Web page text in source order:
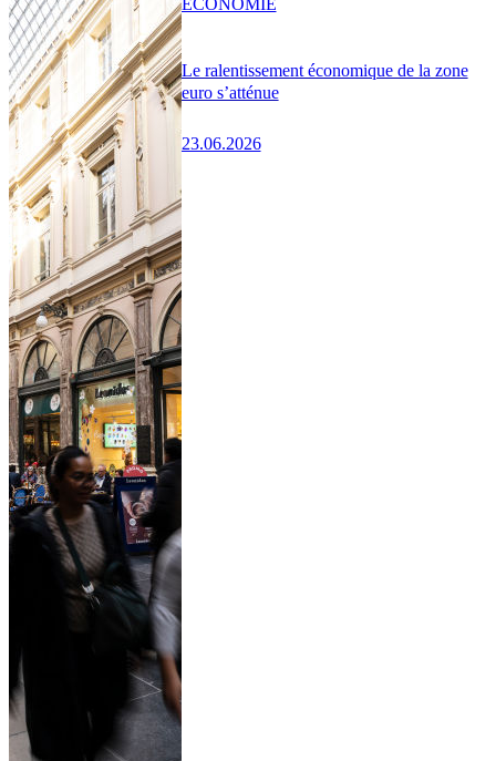
Le ralentissement économique de la zone
euro s’atténue
23.06.2026